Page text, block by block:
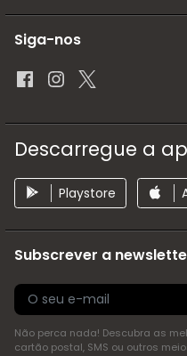
Siga-nos
Descarregue a
Playstore
Subscrever a
Não perca nada! Descubra as
cartão postal, SMS ou outros